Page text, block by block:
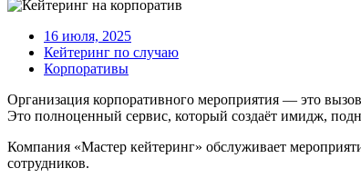
16 июля, 2025
Кейтеринг по случаю
Корпоративы
Организация корпоративного мероприятия — это
Это полноценный сервис, который создаёт имидж,
Компания «Мастер кейтеринг» обслуживает
сотрудников.